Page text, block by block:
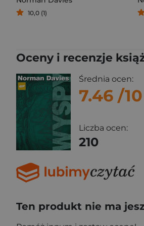
10,0 (1)
Oceny i recenzje
Średnia ocen:
7.46 /10
Liczba ocen:
210
Ten produkt nie ma